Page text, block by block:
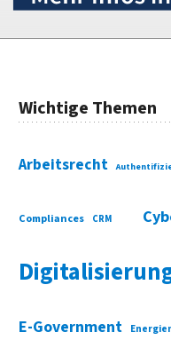
Wichtige Themen
Arbeitsrecht
Compliances CRM
E-Government